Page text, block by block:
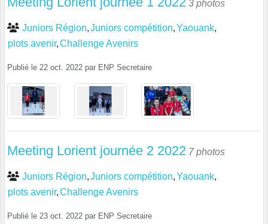
3 photos
Juniors Région Juniors compétition Yaouank
plots avenir Challenge Avenirs
Publié le 22 oct. 2022 par ENP Secretaire
Meeting Lorient journée 2 2022 7 photos
Juniors Région Juniors compétition Yaouank
plots avenir Challenge Avenirs
Publié le 23 oct. 2022 par ENP Secretaire